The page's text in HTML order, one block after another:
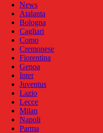
News
Atalanta
Bologna
Cagliari
Como
Cremonese
Fiorentina
Genoa
Inter
Juventus
Lazio
Lecce
Milan
Napoli
Parma